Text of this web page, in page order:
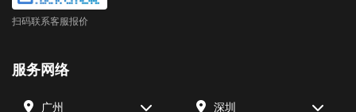
扫码联系客服报价
服务网络
广州 深圳